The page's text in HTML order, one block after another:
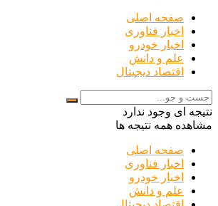
صفحه اصلی
اخبار فناوری
اخبار خودرو
علم و دانش
اقتصاد دیجیتال
نتیجه ای وجود ندارد
مشاهده همه نتیجه ها
صفحه اصلی
اخبار فناوری
اخبار خودرو
علم و دانش